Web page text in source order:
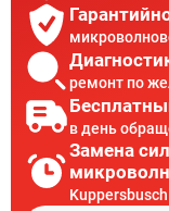
ремонт по
в день
Замена